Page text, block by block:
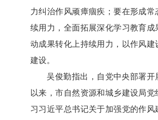
力纠治作风顽瘴痼疾；要在形成常
续用力，全面拓展深化学习教育成
动成果转化上持续用力，以作风建
建设。
吴俊勤指出，自党中央部署开
以来，市自然资源和城乡建设局党
习习近平总书记关于加强党的作风